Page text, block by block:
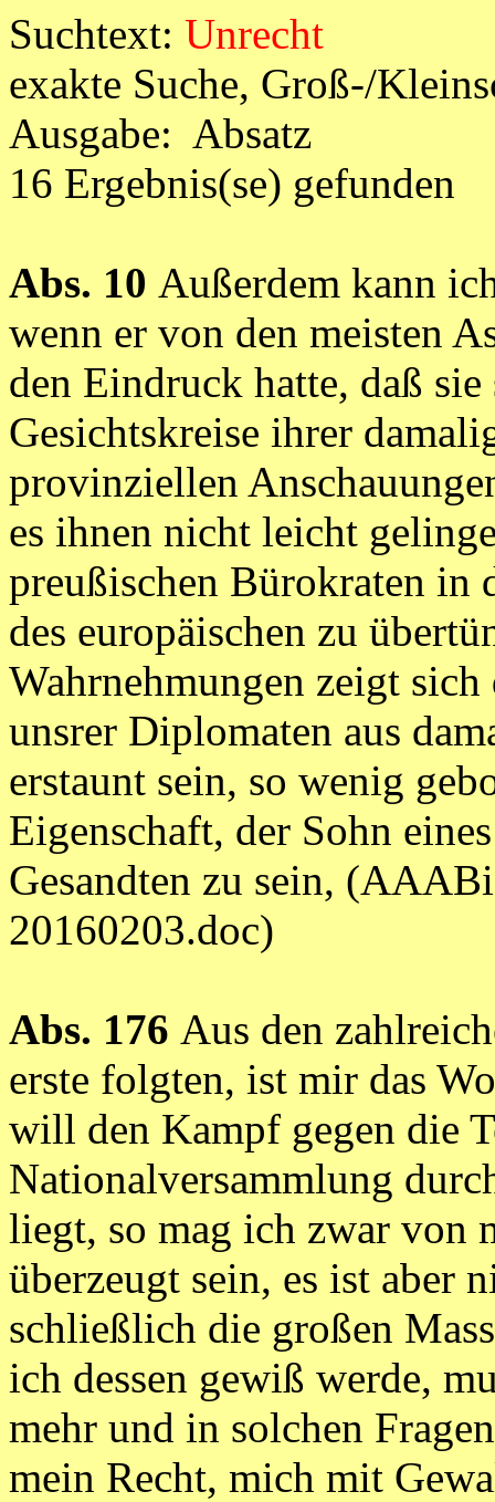
Suchtext: Unrecht
exakte Suche, Groß-/
Ausgabe: Absatz
16 Ergebnis(se) gefunden
Abs. 10 Außerdem kann
wenn er von den meisten
den Eindruck hatte, daß sie
Gesichtskreise ihrer
provinziellen
es ihnen nicht leicht
preußischen Bürokraten
des europäischen zu
Wahrnehmungen zeigt
unsrer Diplomaten aus
erstaunt sein, so wenig
Eigenschaft, der Sohn
Gesandten zu sein,
20160203.doc)
Abs. 176 Aus den
erste folgten, ist mir das
will den Kampf gegen die
Nationalversammlung
liegt, so mag ich zwar von
überzeugt sein, es ist aber
schließlich die großen
ich dessen gewiß werde,
mehr und in solchen
mein Recht, mich mit